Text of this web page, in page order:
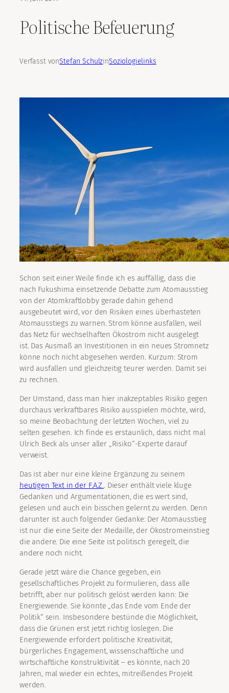
Politische Befeuerung
Verfasst vonStefan SchulzinSoziologielinks
Schon seit einer Weile finde ich es auffällig, dass die
nach Fukushima einsetzende Debatte zum Atomausstieg
von der Atomkraftlobby gerade dahin gehend
ausgebeutet wird, vor den Risiken eines überhasteten
Atomausstiegs zu warnen. Strom könne ausfallen, weil
das Netz für wechselhaften Ökostrom nicht ausgelegt
ist. Das Ausmaß an Investitionen in ein neues Stromnetz
könne noch nicht abgesehen werden. Kurzum: Strom
wird ausfallen und gleichzeitig teurer werden. Damit sei
zu rechnen.
Der Umstand, dass man hier inakzeptables Risiko gegen
durchaus verkraftbares Risiko ausspielen möchte, wird,
so meine Beobachtung der letzten Wochen, viel zu
selten gesehen. Ich finde es erstaunlich, dass nicht mal
Ulrich Beck als unser aller „Risiko“-Experte darauf
verweist.
Das ist aber nur eine kleine Ergänzung zu seinem
heutigen Text in der F.A.Z.. Dieser enthält viele kluge
Gedanken und Argumentationen, die es wert sind,
gelesen und auch ein bisschen gelernt zu werden. Denn
darunter ist auch folgender Gedanke: Der Atomausstieg
ist nur die eine Seite der Medaille, der Ökostromeinstieg
die andere. Die eine Seite ist politisch geregelt, die
andere noch nicht.
Gerade jetzt wäre die Chance gegeben, ein
gesellschaftliches Projekt zu formulieren, dass alle
betrifft, aber nur politisch gelöst werden kann: Die
Energiewende. Sie könnte „das Ende vom Ende der
Politik“ sein. Insbesondere bestünde die Möglichkeit,
dass die Grünen erst jetzt richtig loslegen. Die
Energiewende erfordert politische Kreativität,
bürgerliches Engagement, wissenschaftliche und
wirtschaftliche Konstruktivität – es könnte, nach 20
Jahren, mal wieder ein echtes, mitreißendes Projekt
werden.